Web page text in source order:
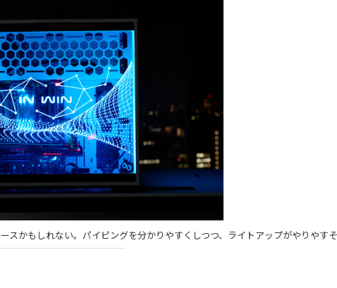
スかもしれない。パイピングを分かりやすくしつつ、ライトアップがやりやす